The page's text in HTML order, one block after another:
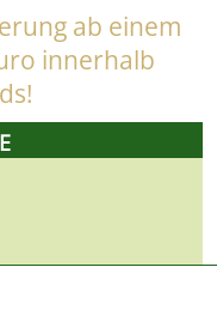
ab einem
innerhalb